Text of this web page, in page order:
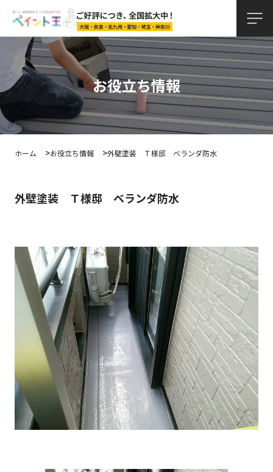
お役立ち情報
ホーム お役立ち情報 外壁塗装 Ｔ様邸 ベランダ防水
外壁塗装 Ｔ様邸 ベランダ防水